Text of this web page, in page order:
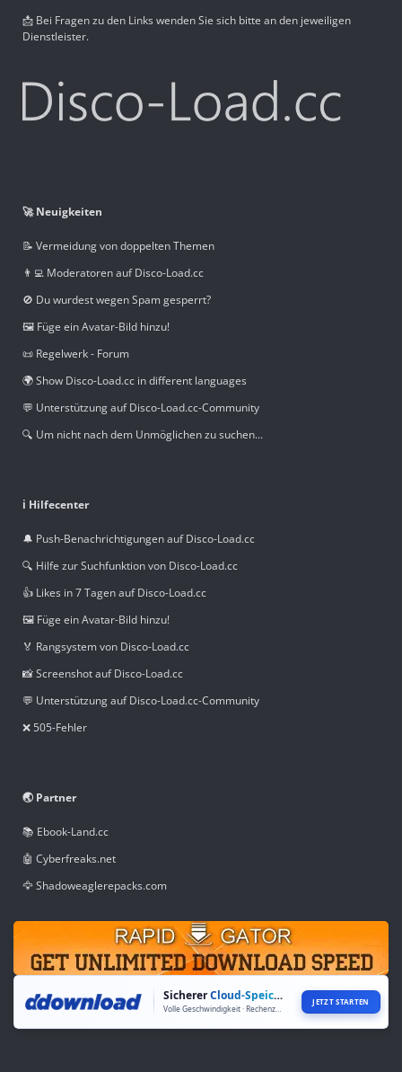
📩 Bei Fragen zu den Links wenden Sie sich bitte an den jeweiligen
Dienstleister.
🚀 Neuigkeiten
📝 Vermeidung von doppelten Themen
👨‍💻 Moderatoren auf Disco-Load.cc
🚫 Du wurdest wegen Spam gesperrt?
🖼️ Füge ein Avatar-Bild hinzu!
📜 Regelwerk - Forum
🌍 Show Disco-Load.cc in different languages
💬 Unterstützung auf Disco-Load.cc-Community
🔍 Um nicht nach dem Unmöglichen zu suchen...
ℹ️ Hilfecenter
🔔 Push-Benachrichtigungen auf Disco-Load.cc
🔍 Hilfe zur Suchfunktion von Disco-Load.cc
👍 Likes in 7 Tagen auf Disco-Load.cc
🖼️ Füge ein Avatar-Bild hinzu!
🏅 Rangsystem von Disco-Load.cc
📸 Screenshot auf Disco-Load.cc
💬 Unterstützung auf Disco-Load.cc-Community
❌ 505-Fehler
🌏 Partner
📚 Ebook-Land.cc
🤖 Cyberfreaks.net
🦅 Shadoweaglerepacks.com
SichererCloud-Speicher JETZT STARTEN